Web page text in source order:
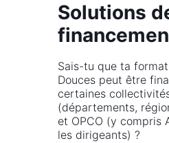
Solutions
Sais-tu que ta
Douces peut être
certaines
(départements,
et OPCO (y compris
les dirigeants) ?